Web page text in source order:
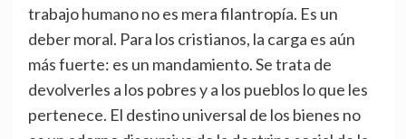
trabajo humano no es mera filantropía. Es un
deber moral. Para los cristianos, la carga es aún
más fuerte: es un mandamiento. Se trata de
devolverles a los pobres y a los pueblos lo que les
pertenece. El destino universal de los bienes no